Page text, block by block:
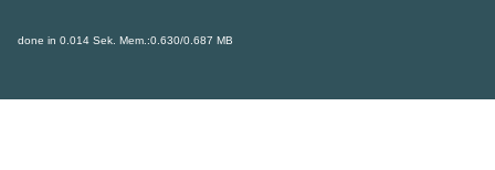
done in 0.014 Sek. Mem.:0.630/0.687 MB